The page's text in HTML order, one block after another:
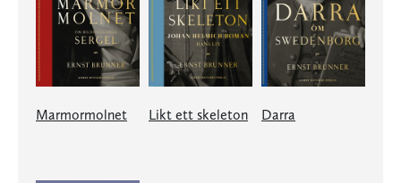
Marmormolnet Likt ett skeleton Darra